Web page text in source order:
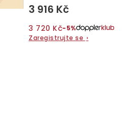
3 916 Kč
3 720 Kč−5%
Zaregistrujte se ›